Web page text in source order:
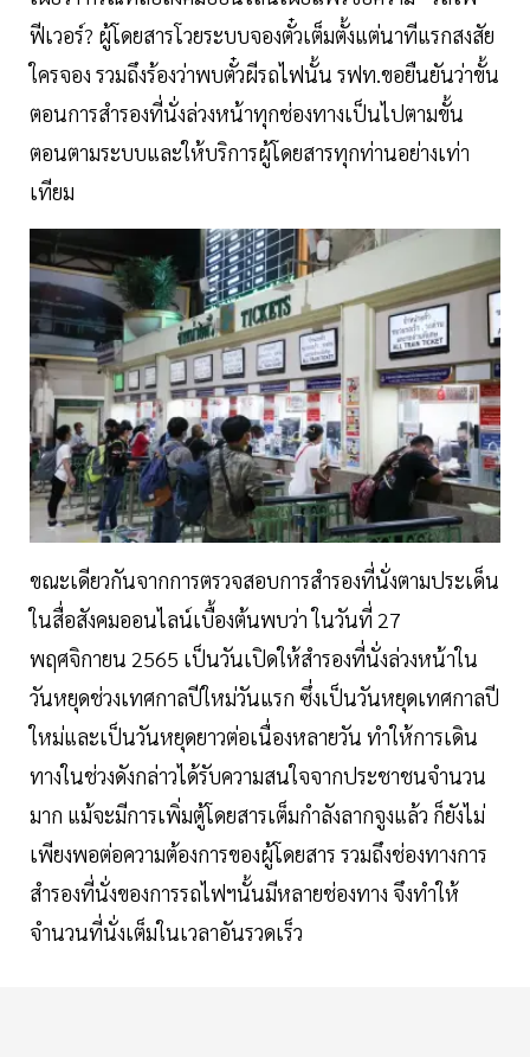
ฟีเวอร์? ผู้โดยสารโวยระบบจองตั๋วเต็มตั้งแต่นาทีแรกสงสัย
ใครจอง รวมถึงร้องว่าพบตั๋วผีรถไฟนั้น รฟท.ขอยืนยันว่าขั้น
ตอนการสำรองที่นั่งล่วงหน้าทุกช่องทางเป็นไปตามขั้น
ตอนตามระบบและให้บริการผู้โดยสารทุกท่านอย่างเท่า
เทียม
ขณะเดียวกันจากการตรวจสอบการสำรองที่นั่งตามประเด็น
ในสื่อสังคมออนไลน์เบื้องต้นพบว่า ในวันที่ 27
พฤศจิกายน 2565 เป็นวันเปิดให้สำรองที่นั่งล่วงหน้าใน
วันหยุดช่วงเทศกาลปีใหม่วันแรก ซึ่งเป็นวันหยุดเทศกาลปี
ใหม่และเป็นวันหยุดยาวต่อเนื่องหลายวัน ทำให้การเดิน
ทางในช่วงดังกล่าวได้รับความสนใจจากประชาชนจำนวน
มาก แม้จะมีการเพิ่มตู้โดยสารเต็มกำลังลากจูงแล้ว ก็ยังไม่
เพียงพอต่อความต้องการของผู้โดยสาร รวมถึงช่องทางการ
สำรองที่นั่งของการรถไฟฯนั้นมีหลายช่องทาง จึงทำให้
จำนวนที่นั่งเต็มในเวลาอันรวดเร็ว